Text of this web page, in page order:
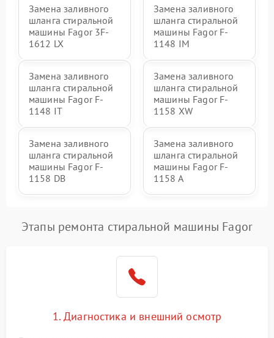
Замена заливного
шланга стиральной
машины Fagor 3F-
1612 LX
Замена заливного
шланга стиральной
машины Fagor F-
1148 IM
Замена заливного
шланга стиральной
машины Fagor F-
1148 IT
Замена заливного
шланга стиральной
машины Fagor F-
1158 XW
Замена заливного
шланга стиральной
машины Fagor F-
1158 DB
Замена заливного
шланга стиральной
машины Fagor F-
1158 A
Этапы ремонта стиральной машины Fagor
1. Диагностика и внешний осмотр